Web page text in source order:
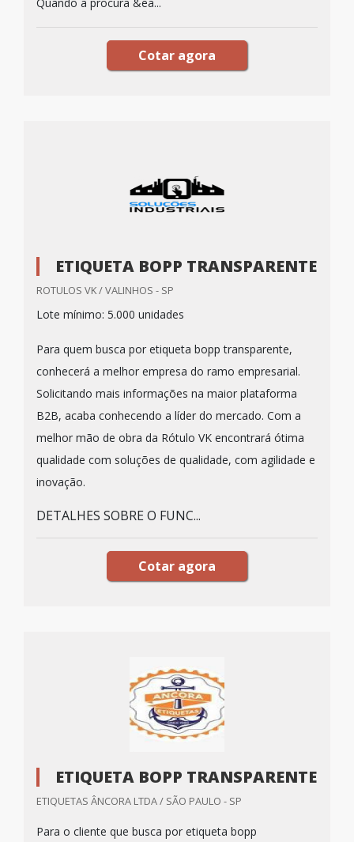
Cotar agora
ETIQUETA BOPP TRANSPARENTE
ROTULOS VK / VALINHOS - SP
Lote mínimo: 5.000 unidades
Para quem busca por etiqueta bopp transparente,
conhecerá a melhor empresa do ramo empresarial.
Solicitando mais informações na maior plataforma
B2B, acaba conhecendo a líder do mercado. Com a
melhor mão de obra da Rótulo VK encontrará ótima
qualidade com soluções de qualidade, com agilidade e
inovação.
DETALHES SOBRE O FUNC...
Cotar agora
ETIQUETA BOPP TRANSPARENTE
ETIQUETAS ÂNCORA LTDA / SÃO PAULO - SP
Para o cliente que busca por etiqueta bopp